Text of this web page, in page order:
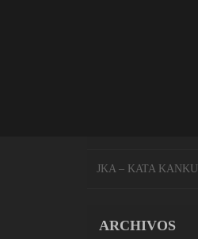
JKA – KATA
ARCHIVOS